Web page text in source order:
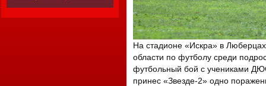
На стадионе «Искра» в
области по футболу среди
футбольный бой с учениками
принес «Звезде-2» одно